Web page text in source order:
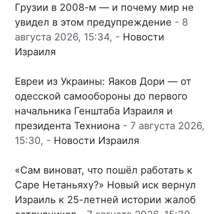
Грузии в 2008-м — и почему мир не
увидел в этом предупреждение - 8
августа 2026, 15:34, - Новости
Израиля
Евреи из Украины: Яаков Дори — от
одесской самообороны до первого
начальника Генштаба Израиля и
президента Техниона - 7 августа 2026,
15:30, - Новости Израиля
«Сам виноват, что пошёл работать к
Саре Нетаньяху?» Новый иск вернул
Израиль к 25-летней истории жалоб